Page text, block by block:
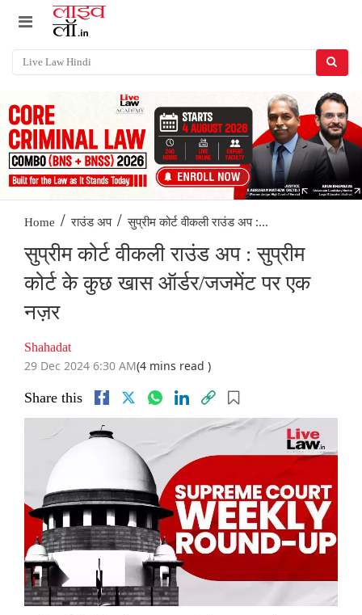
Home / राउंड अप / सुप्रीम कोर्ट वीकली राउंड अप :...
सुप्रीम कोर्ट वीकली राउंड अप : सुप्रीम
कोर्ट के कुछ खास ऑर्डर/जजमेंट पर एक
नज़र
Shahadat
29 Dec 2024 6:30 AM(4 mins read )
Share this